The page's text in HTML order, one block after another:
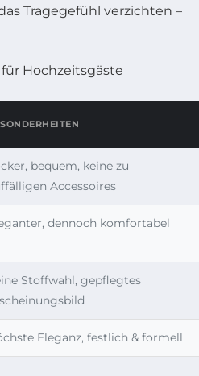
Tragegefühl verzichten –
Hochzeitsgäste
bequem, keine zu
Accessoires
dennoch komfortabel
Stoffwahl, gepflegtes
Eleganz, festlich & formell